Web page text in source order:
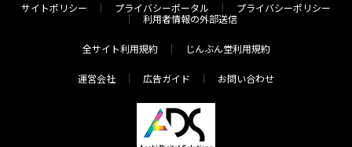
サイトポリシー プライバシーポータル
プライバシーポリシー
利用者情報の外部送信
全サイト利用規約 じんぶん堂利用規約
運営会社 広告ガイド お問い合わせ